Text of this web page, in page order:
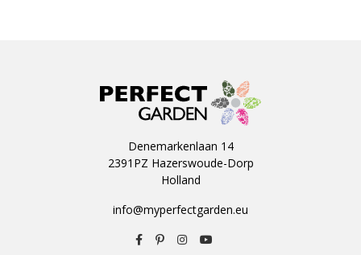
Denemarkenlaan 14
2391PZ Hazerswoude-Dorp
Holland
info@myperfectgarden.eu